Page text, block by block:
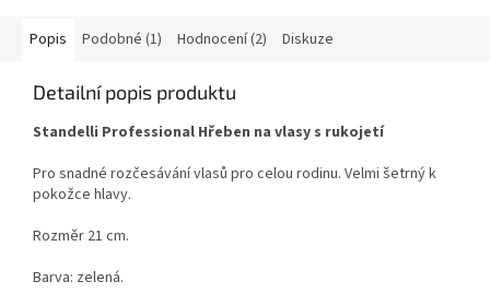
Popis Podobné (1) Hodnocení (2) Diskuze
Detailní popis produktu
Standelli Professional Hřeben na vlasy s rukojetí
Pro snadné rozčesávání vlasů pro celou rodinu. Velmi šetrný k
pokožce hlavy.
Rozměr 21 cm.
Barva: zelená.